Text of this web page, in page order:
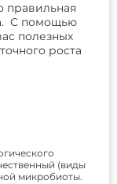
правильная
С помощью
полезных
роста
(виды
микробиоты.